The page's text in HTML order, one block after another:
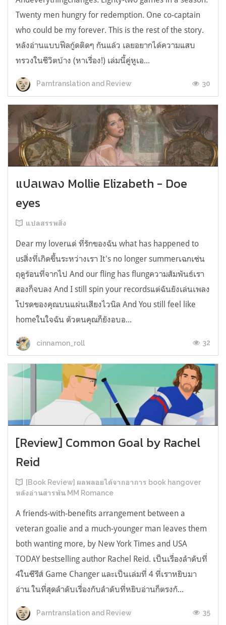
Twenty men hungry for redemption. One co-captain
who could be my forever. This is the rest of the story.
หลังอ่านแบบฟีลกู้ดติดๆ กันแล้ว เลยอยากได้ความแสบ
ทรวงในชีวิตบ้าง (หาเรื่อง!) เล่มนี้คู่หูเอ...
Parntranslation and Review 30
แปลเพลง Mollie Elizabeth - Doe
eyes
แปลสรรพสิ่ง
Dear my loverแด่ ที่รักของฉัน what has happened to
usสิ่งที่เกิดขึ้นระหว่างเรา It's no longer summerเฉกเช่น
ฤดูร้อนที่จากไป And our fling has flungความสัมพันธ์เรา
สองก็จบลง And I still spin your recordsแต่ฉันยังเล่นเพลง
โปรดของคุณบนแผ่นเสียงไวนิล And You still feel like
homeในใจฉัน ตัวตนคุณก็ยังอบอ...
cinnamon_roll 32
[Review] Common Goal by Rachel
Reid
[Book Review] ผลพลอยได้จากอาการ book hangover
หลังอ่านสารพัน MM Romance
A friends-with-benefits arrangement between a
veteran goalie and a much-younger man leaves them
both wanting more, by New York Times and USA
TODAY bestselling author Rachel Reid. เป็นเรื่องลำดับที่
4ในซีรีส์ Game Changer และเป็นเล่มที่ 4 ที่เราหยิบมา
อ่าน ในที่สุดลำดับเรื่องกับลำดับที่หยิบอ่านก็ตรงกั...
Parntranslation and Review 35